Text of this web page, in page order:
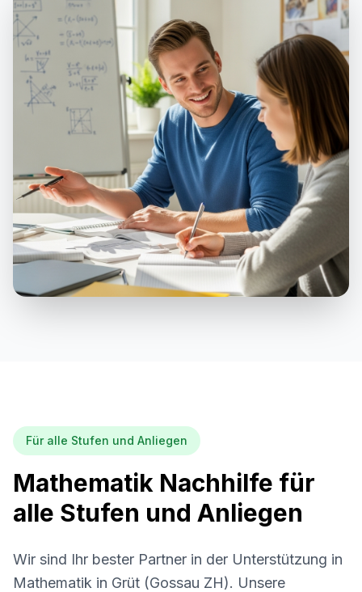
Für alle Stufen und Anliegen
Mathematik Nachhilfe für
alle Stufen und Anliegen
Wir sind Ihr bester Partner in der Unterstützung in
Mathematik in Grüt (Gossau ZH). Unsere